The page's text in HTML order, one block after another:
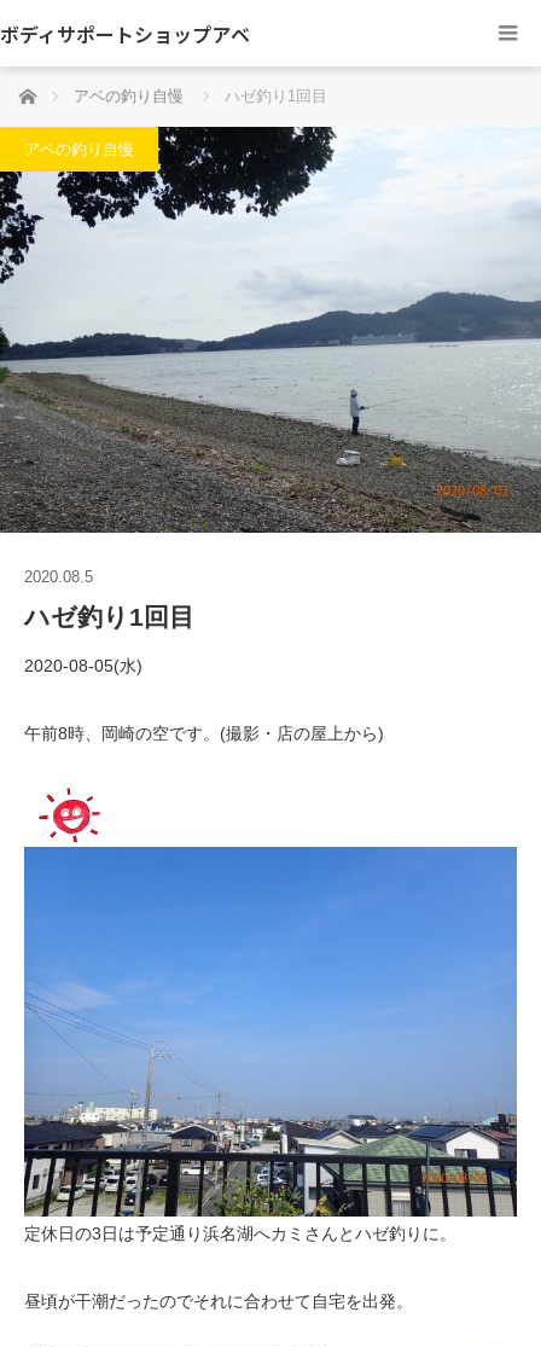
ボディサポートショップアベ
ホーム アベの釣り自慢 ハゼ釣り1回目
アベの釣り自慢
2020.08.5
ハゼ釣り1回目
2020-08-05(水)
午前8時、岡崎の空です。(撮影・店の屋上から)
定休日の3日は予定通り浜名湖へカミさんとハゼ釣りに。
昼頃が干潮だったのでそれに合わせて自宅を出発。